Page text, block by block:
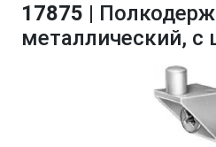
17875 |
металлический, с